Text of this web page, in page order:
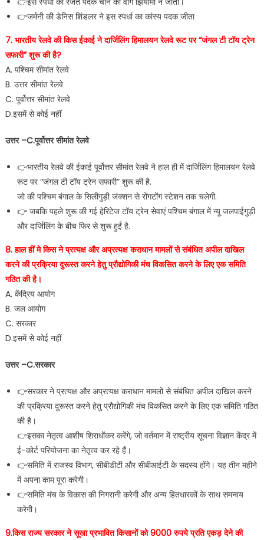
👉जर्मनी की डेनिस शिंडलर ने इस स्पर्धा का कांस्य पदक जीता
7. भारतीय रेलवे की किस ईकाई ने दार्जिलिंग हिमालयन रेलवे रूट पर “जंगल टी टॉय ट्रेन
सफारी” शुरू की है?
A. पश्चिम सीमांत रेलवे
B. उत्तर सीमांत रेलवे
C. पूर्वोत्तर सीमांत रेलवे
D.इसमें से कोई नहीं
उत्तर –C.पूर्वोत्तर सीमांत रेलवे
👉भारतीय रेलवे की ईकाई पूर्वोत्तर सीमांत रेलवे ने हाल ही में दार्जिलिंग हिमालयन रेलवे
रूट पर “जंगल टी टॉय ट्रेन सफारी” शुरू की है.
जो की पश्चिम बंगाल के सिलीगुड़ी जंक्शन से रोंगटोंग स्टेशन तक चलेगी.
👉 जबकि पहले शुरू की गई हेरिटेज टॉय ट्रेन सेवाएं पश्चिम बंगाल में न्यू जलपाईगुड़ी
और दार्जिलिंग के बीच फिर से शुरू हुईं है.
8. हाल हीं मे किस ने प्रत्यक्ष और अप्रत्यक्ष कराधान मामलों से संबंधित अपील दाखिल
करने की प्रक्रिया दुरूस्त करने हेतु प्रौद्योगिकी मंच विकसित करने के लिए एक समिति
गठित की है।
A. केंद्रिय आयोग
B. जल आयोग
C. सरकार
D.इसमें से कोई नहीं
उत्तर –C.सरकार
👉सरकार ने प्रत्यक्ष और अप्रत्यक्ष कराधान मामलों से संबंधित अपील दाखिल करने
की प्रक्रिया दुरूस्त करने हेतु प्रौद्योगिकी मंच विकसित करने के लिए एक समिति गठित
की है।
👉इसका नेतृत्व आशीष शिराधोंकर करेंगे, जो वर्तमान में राष्ट्रीय सूचना विज्ञान केंद्र में
ई-कोर्ट परियोजना का नेतृत्व कर रहे हैं।
👉समिति में राजस्व विभाग, सीबीडीटी और सीबीआईटी के सदस्य होंगे। यह तीन महीने
में अपना काम पूरा करेगी।
👉समिति मंच के विकास की निगरानी करेगी और अन्य हितधारकों के साथ समन्वय
करेगी।
9.किस राज्य सरकार ने सूखा प्रभावित किसानों को 9000 रुपये प्रति एकड़ देने की